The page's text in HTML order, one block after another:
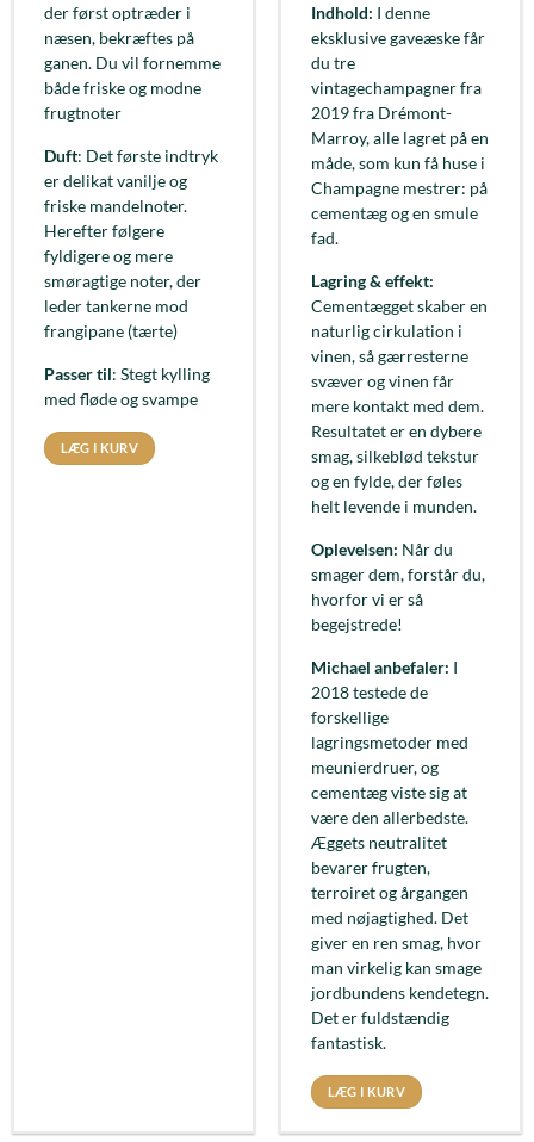
der først optræder i
næsen, bekræftes på
ganen. Du vil fornemme
både friske og modne
frugtnoter
Duft: Det første indtryk
er delikat vanilje og
friske mandelnoter.
Herefter følgere
fyldigere og mere
smøragtige noter, der
leder tankerne mod
frangipane (tærte)
Passer til: Stegt kylling
med fløde og svampe
LÆG I KURV
Indhold: I denne
eksklusive gaveæske får
du tre
vintagechampagner fra
2019 fra Drémont-
Marroy, alle lagret på en
måde, som kun få huse i
Champagne mestrer: på
cementæg og en smule
fad.
Lagring & effekt:
Cementægget skaber en
naturlig cirkulation i
vinen, så gærresterne
svæver og vinen får
mere kontakt med dem.
Resultatet er en dybere
smag, silkeblød tekstur
og en fylde, der føles
helt levende i munden.
Oplevelsen: Når du
smager dem, forstår du,
hvorfor vi er så
begejstrede!
Michael anbefaler: I
2018 testede de
forskellige
lagringsmetoder med
meunierdruer, og
cementæg viste sig at
være den allerbedste.
Æggets neutralitet
bevarer frugten,
terroiret og årgangen
med nøjagtighed. Det
giver en ren smag, hvor
man virkelig kan smage
jordbundens kendetegn.
Det er fuldstændig
fantastisk.
LÆG I KURV